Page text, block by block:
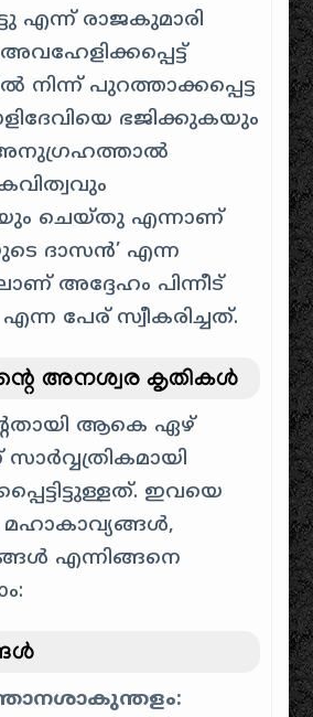
എന്ന് രാജകുമാരി
നിന്ന് പുറത്താക്കപ്പെട്ട
ഭജിക്കുകയും
ചെയ്തു എന്നാണ്
ദാസൻ’ എന്ന
അദ്ദേഹം പിന്നീട്
പേര് സ്വീകരിച്ചത്.
അനശ്വര കൃതികൾ
ആകെ ഏഴ്
ഇവയെ
എന്നിങ്ങനെ